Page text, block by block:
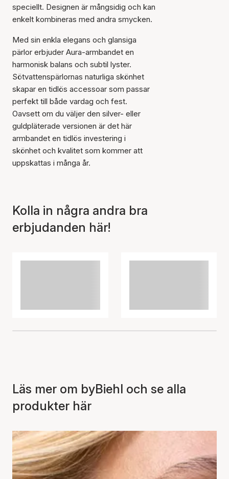
Artikeln har lagts till i
korgen
speciellt. Designen är mångsidig och kan
enkelt kombineras med andra smycken.
Med sin enkla elegans och glansiga
pärlor erbjuder Aura-armbandet en
harmonisk balans och subtil lyster.
Sötvattenspärlornas naturliga skönhet
skapar en tidlös accessoar som passar
perfekt till både vardag och fest.
Oavsett om du väljer den silver- eller
guldpläterade versionen är det här
armbandet en tidlös investering i
skönhet och kvalitet som kommer att
uppskattas i många år.
Kolla in några andra bra
erbjudanden här!
Läs mer om byBiehl och se alla
produkter här